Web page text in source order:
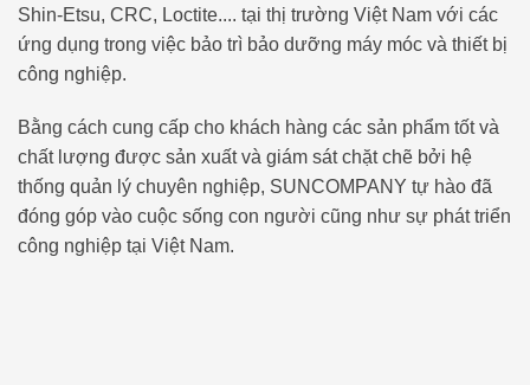
Shin-Etsu, CRC, Loctite.... tại thị trường Việt Nam với các
ứng dụng trong việc bảo trì bảo dưỡng máy móc và thiết bị
công nghiệp.
Bằng cách cung cấp cho khách hàng các sản phẩm tốt và
chất lượng được sản xuất và giám sát chặt chẽ bởi hệ
thống quản lý chuyên nghiệp, SUNCOMPANY tự hào đã
đóng góp vào cuộc sống con người cũng như sự phát triển
công nghiệp tại Việt Nam.